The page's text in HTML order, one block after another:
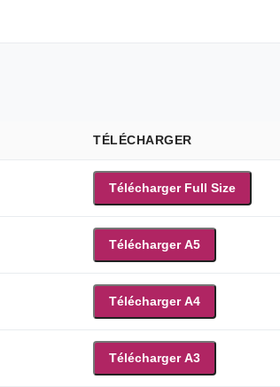
TÉLÉCHARGER
Télécharger Full Size
Télécharger A5
Télécharger A4
Télécharger A3